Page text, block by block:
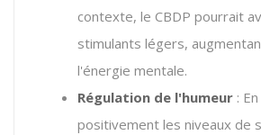
contexte, le CBDP pourrait
stimulants légers,
l'énergie mentale​​.
Régulation de l'humeur :
positivement les niveaux de